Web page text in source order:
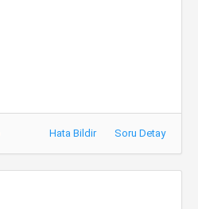
Hata Bildir Soru Detay